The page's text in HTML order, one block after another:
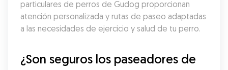
particulares de perros de Gudog proporcionan
atención personalizada y rutas de paseo adaptadas
a las necesidades de ejercicio y salud de tu perro.
¿Son seguros los paseadores de